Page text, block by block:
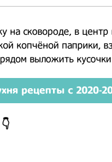
на сковороде, в
копчёной паприки,
выложить
рецепты с 2020-